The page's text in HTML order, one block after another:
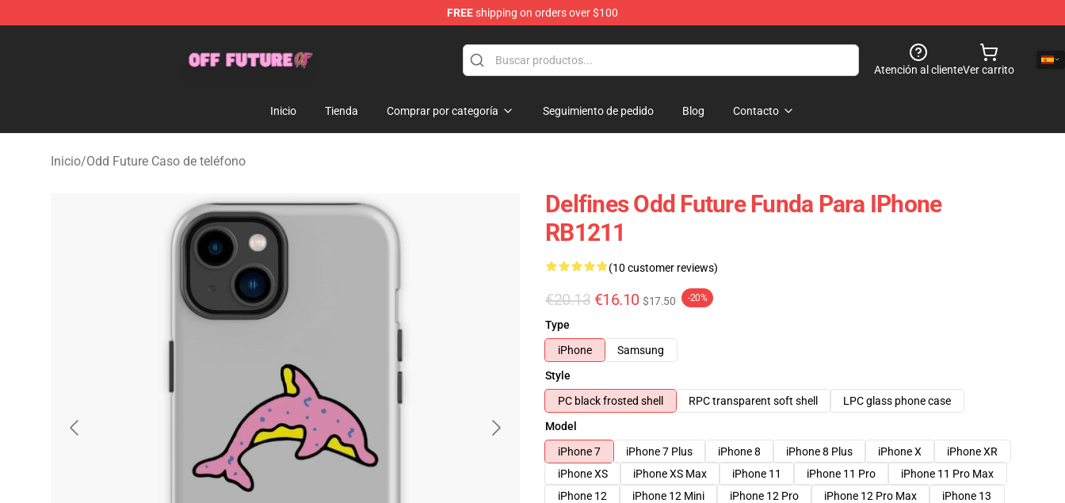
FREEshipping on orders over $100
Atención al clienteVer carrito
Inicio Tienda Comprar por categoría Seguimiento de pedido Blog Contacto
Inicio/Odd Future Caso de teléfono
Delfines Odd Future Funda Para IPhone
RB1211
(10 customer reviews)
€20.13 €16.10 $17.50 -20%
Type
iPhone
Samsung
Style
PC black frosted shell
RPC transparent soft shell
LPC glass phone case
Model
iPhone 7
iPhone 7 Plus iPhone 8 iPhone 8 Plus iPhone X
iPhone XR
iPhone XS
iPhone XS Max iPhone 11 iPhone 11 Pro
iPhone 11 Pro Max
iPhone 12
iPhone 12 Mini iPhone 12 Pro iPhone 12 Pro Max
iPhone 13